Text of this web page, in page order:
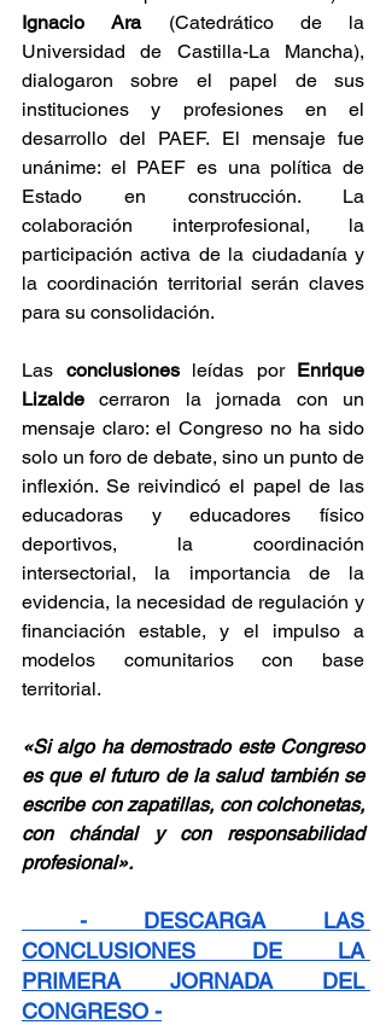
Ignacio Ara (Catedrático de la
Universidad de Castilla-La Mancha),
dialogaron sobre el papel de sus
instituciones y profesiones en el
desarrollo del PAEF. El mensaje fue
unánime: el PAEF es una política de
Estado en construcción. La
colaboración interprofesional, la
participación activa de la ciudadanía y
la coordinación territorial serán claves
para su consolidación.
Las conclusiones leídas por Enrique
Lizalde cerraron la jornada con un
mensaje claro: el Congreso no ha sido
solo un foro de debate, sino un punto de
inflexión. Se reivindicó el papel de las
educadoras y educadores físico
deportivos, la coordinación
intersectorial, la importancia de la
evidencia, la necesidad de regulación y
financiación estable, y el impulso a
modelos comunitarios con base
territorial.
«Si algo ha demostrado este Congreso
es que el futuro de la salud también se
escribe con zapatillas, con colchonetas,
con chándal y con responsabilidad
profesional».
- DESCARGA LAS
CONCLUSIONES DE LA
PRIMERA JORNADA DEL
CONGRESO -